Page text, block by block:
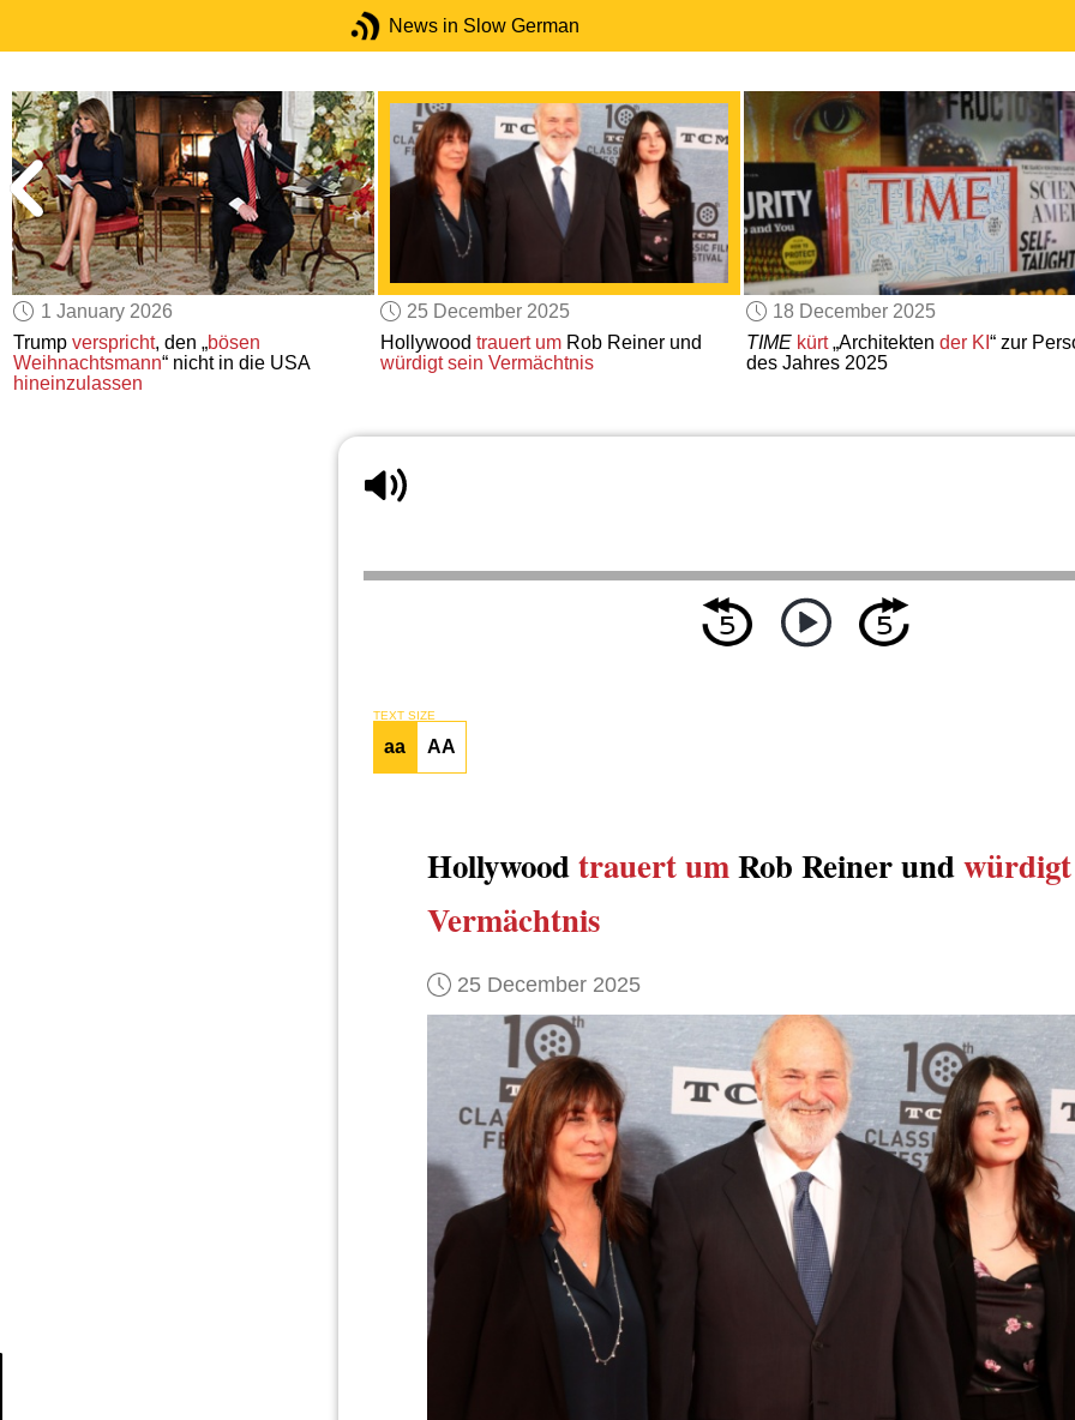
News in Slow German
1 January 2026
Trumpverspricht, den „bösen
Weihnachtsmann“ nicht in die USA
hineinzulassen
25 December 2025
Hollywood trauert umRob Reiner und
würdigt sein Vermächtnis
18 December 2025
TIME kürt„Architekten der KI “ zur
des Jahres 2025
TEXT SIZE
aa AA
Hollywoodtrauert umRob Reiner und
Vermächtnis
25 December 2025